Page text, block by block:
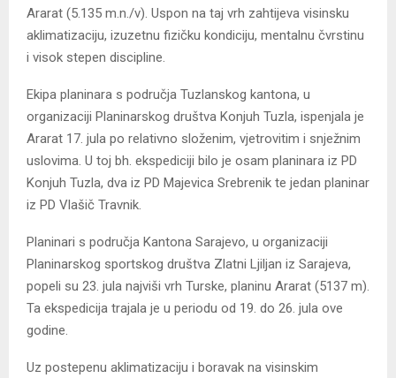
Ararat (5.135 m.n./v). Uspon na taj vrh zahtijeva visinsku
aklimatizaciju, izuzetnu fizičku kondiciju, mentalnu čvrstinu
i visok stepen discipline.
Ekipa planinara s područja Tuzlanskog kantona, u
organizaciji Planinarskog društva Konjuh Tuzla, ispenjala je
Ararat 17. jula po relativno složenim, vjetrovitim i snježnim
uslovima. U toj bh. ekspediciji bilo je osam planinara iz PD
Konjuh Tuzla, dva iz PD Majevica Srebrenik te jedan planinar
iz PD Vlašič Travnik.
Planinari s područja Kantona Sarajevo, u organizaciji
Planinarskog sportskog društva Zlatni Ljiljan iz Sarajeva,
popeli su 23. jula najviši vrh Turske, planinu Ararat (5137 m).
Ta ekspedicija trajala je u periodu od 19. do 26. jula ove
godine.
Uz postepenu aklimatizaciju i boravak na visinskim